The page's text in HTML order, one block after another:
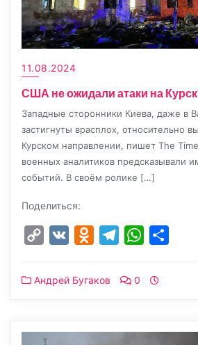
11.08.2024
США не ожидали атаки на
Западные сторонники Киева, даже в
застигнуты врасплох, относительно
Курском направлении, пишет The
военных аналитиков предсказывали
событий. В своём ролике […]
Поделиться:
Copy
VK Odnoklassniki
TelegramWhatsApp
Андрей Бугаков 0